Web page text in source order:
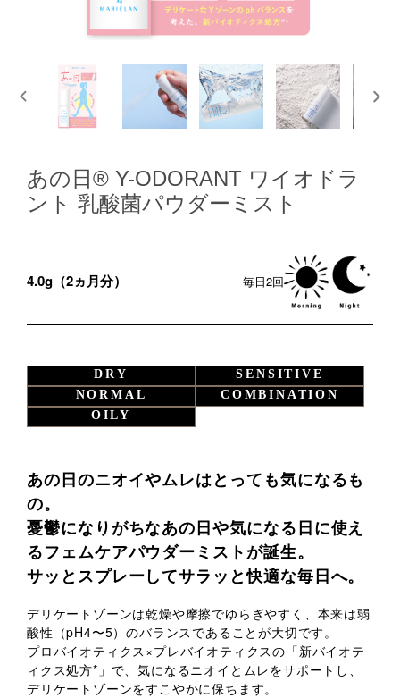
あの日® Y-ODORANT ワイオドラ
ント 乳酸菌パウダーミスト
4.0g（2ヵ月分） 毎日2回
DRY
SENSITIVE
NORMAL
COMBINATION
OILY
あの日のニオイやムレはとっても気になるも
の。
憂鬱になりがちなあの日や気になる日に使え
るフェムケアパウダーミストが誕生。
サッとスプレーしてサラッと快適な毎日へ。
デリケートゾーンは乾燥や摩擦でゆらぎやすく、本来は弱
酸性（pH4〜5）のバランスであることが大切です。
プロバイオティクス×プレバイオティクスの「新バイオテ
ィクス処方*」で、気になるニオイとムレをサポートし、
デリケートゾーンをすこやかに保ちます。